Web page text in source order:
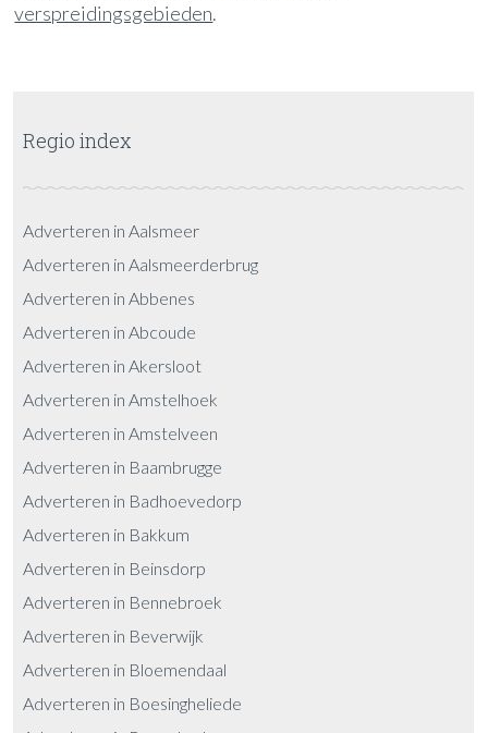
verspreidingsgebieden.
Regio index
Adverteren in Aalsmeer
Adverteren in Aalsmeerderbrug
Adverteren in Abbenes
Adverteren in Abcoude
Adverteren in Akersloot
Adverteren in Amstelhoek
Adverteren in Amstelveen
Adverteren in Baambrugge
Adverteren in Badhoevedorp
Adverteren in Bakkum
Adverteren in Beinsdorp
Adverteren in Bennebroek
Adverteren in Beverwijk
Adverteren in Bloemendaal
Adverteren in Boesingheliede